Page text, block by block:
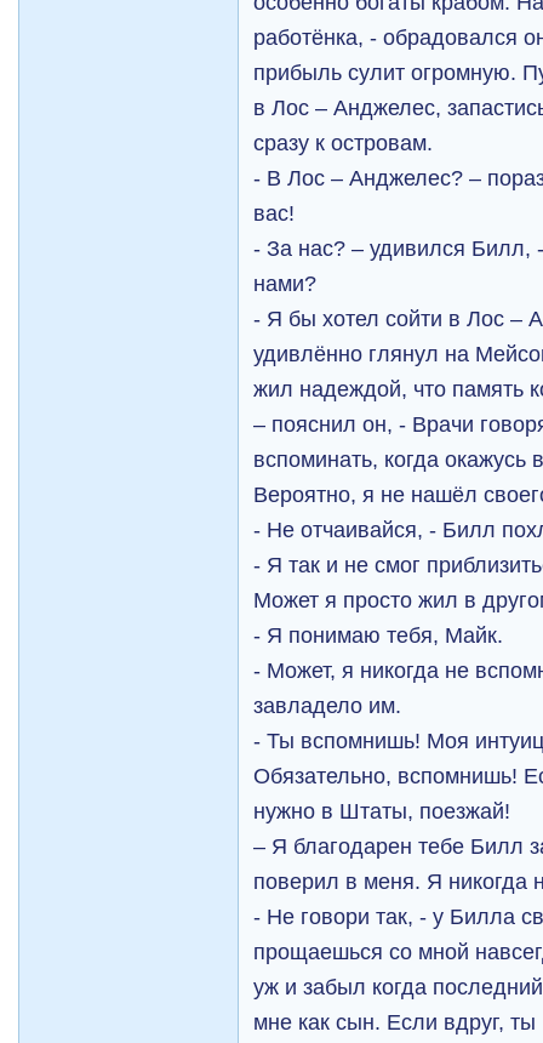
работёнка, - обрадовался
прибыль сулит огромную.
в Лос – Анджелес,
сразу к островам.
- В Лос – Анджелес? –
вас!
- За нас? – удивился Билл,
нами?
- Я бы хотел сойти в Лос –
удивлённо глянул на
жил надеждой, что память
– пояснил он, - Врачи
вспоминать, когда окажусь
Вероятно, я не нашёл
- Не отчаивайся, - Билл
- Я так и не смог
Может я просто жил в
- Я понимаю тебя, Майк.
- Может, я никогда не
завладело им.
- Ты вспомнишь! Моя
Обязательно, вспомнишь!
нужно в Штаты, поезжай!
– Я благодарен тебе Билл
поверил в меня. Я никогда
- Не говори так, - у Билла
прощаешься со мной
уж и забыл когда
мне как сын. Если вдруг,